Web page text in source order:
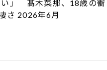
い」 髙木菜那、18歳の衝
さ 2026年6月